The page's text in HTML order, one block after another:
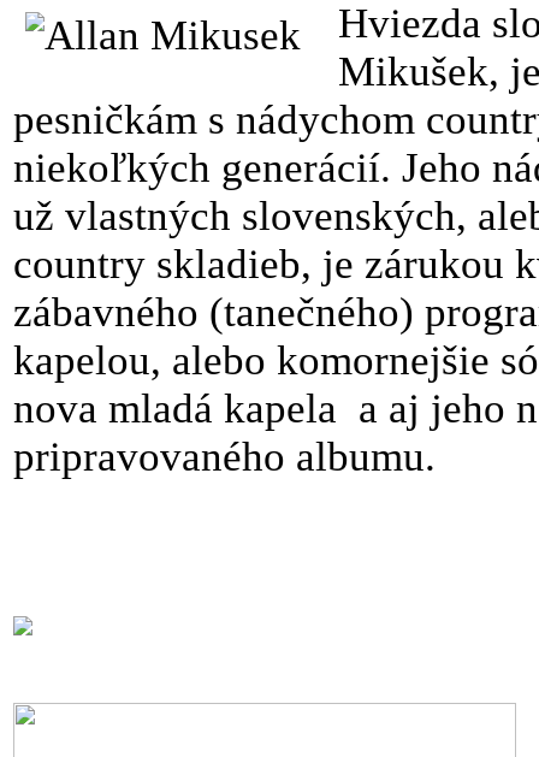
Hviezda
Mikušek,
pesničkám s nádychom
niekoľkých generácií. Jeho
už vlastných slovenských,
country skladieb, je zárukou
zábavného (tanečného)
kapelou, alebo komornejšie
nova mladá kapela a aj jeho
pripravovaného albumu.